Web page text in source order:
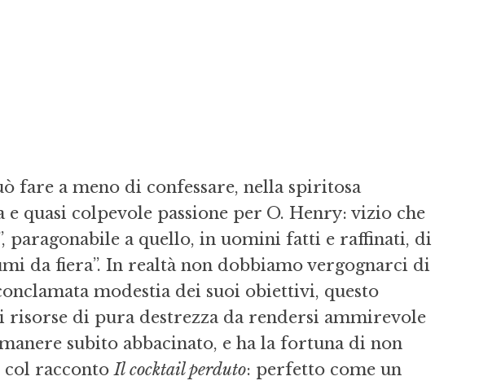
fare a meno di confessare, nella spiritosa
quasi colpevole passione per O. Henry: vizio che
paragonabile a quello, in uomini fatti e raffinati, di
da fiera”. In realtà non dobbiamo vergognarci di
modestia dei suoi obiettivi, questo
risorse di pura destrezza da rendersi ammirevole
subito abbacinato, e ha la fortuna di non
col raccontoIl cocktail perduto: perfetto come un